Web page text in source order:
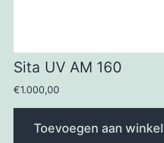
Sita UV AM 160
€1.000,00
Toevoegen aan